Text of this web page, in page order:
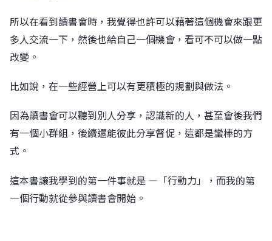
所以在看到讀書會時，我覺得也許可以藉著這個機會來跟更
多人交流一下，然後也給自己一個機會，看可不可以做一點
改變。
󠀠比如說，在一些經營上可以有更積極的規劃與做法。
󠀠因為讀書會可以聽到別人分享，認識新的人，甚至會後我們
有一個小群組，後續還能彼此分享督促，這都是蠻棒的方
式。
󠀠這本書讓我學到的第一件事就是 —「行動力」，而我的第
一個行動就從參與讀書會開始。